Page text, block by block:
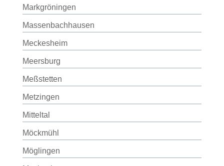
Markgröningen
Massenbachhausen
Meckesheim
Meersburg
Meßstetten
Metzingen
Mitteltal
Möckmühl
Möglingen